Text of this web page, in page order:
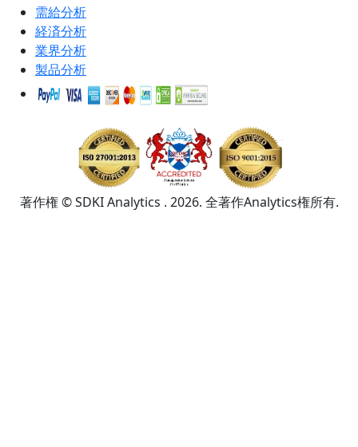
需給分析
経済分析
業界分析
製品分析
著作権 © SDKI Analytics . 2026. 全著作Analytics権所有.